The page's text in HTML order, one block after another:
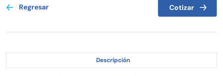
Regresar Cotizar
Descripción